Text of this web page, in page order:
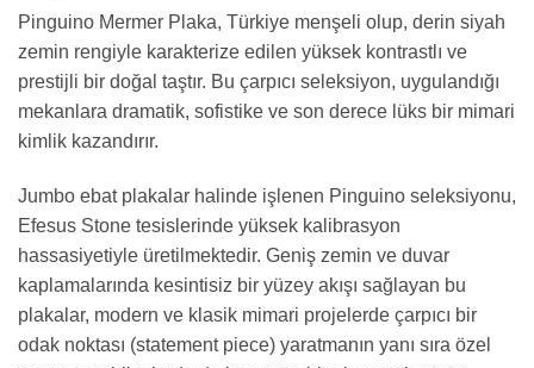
Pinguino Mermer Plaka, Türkiye menşeli olup, derin siyah
zemin rengiyle karakterize edilen yüksek kontrastlı ve
prestijli bir doğal taştır. Bu çarpıcı seleksiyon, uygulandığı
mekanlara dramatik, sofistike ve son derece lüks bir mimari
kimlik kazandırır.
Jumbo ebat plakalar halinde işlenen Pinguino seleksiyonu,
Efesus Stone tesislerinde yüksek kalibrasyon
hassasiyetiyle üretilmektedir. Geniş zemin ve duvar
kaplamalarında kesintisiz bir yüzey akışı sağlayan bu
plakalar, modern ve klasik mimari projelerde çarpıcı bir
odak noktası (statement piece) yaratmanın yanı sıra özel